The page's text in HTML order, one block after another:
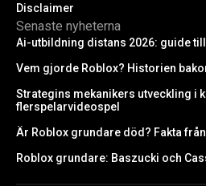
Disclaimer
Senaste nyheterna
Ai-utbildning distans 2026: guide
Vem gjorde Roblox? Historien
Strategins mekanikers utveckling i
flerspelarvideospel
Är Roblox grundare död? Fakta
Roblox grundare: Baszucki och